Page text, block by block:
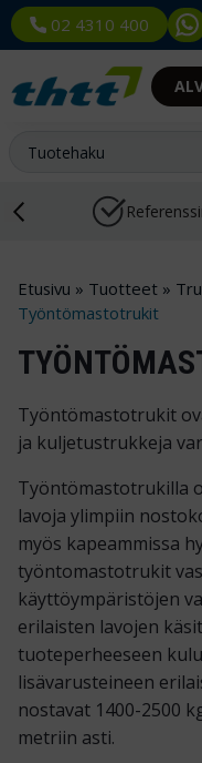
02 4310 400
Etusivu » Tuotteet »
Työntömastotrukit
Työntömastotrukit
ja kuljetustrukkeja
Työntömastotrukilla
lavoja ylimpiin
myös kapeammissa
työntomastotrukit
käyttöympäristöjen
erilaisten lavojen
tuoteperheeseen
lisävarusteineen
nostavat 1400-2500
metriin asti.